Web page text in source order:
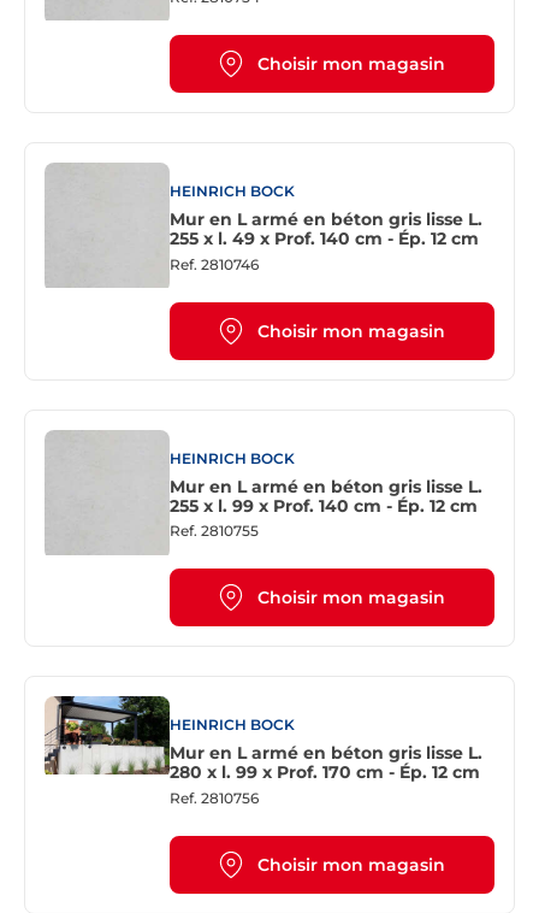
Choisir mon magasin
HEINRICH BOCK
Mur en L armé en béton gris lisse L.
255 x l. 49 x Prof. 140 cm - Ép. 12 cm
Ref. 2810746
Choisir mon magasin
HEINRICH BOCK
Mur en L armé en béton gris lisse L.
255 x l. 99 x Prof. 140 cm - Ép. 12 cm
Ref. 2810755
Choisir mon magasin
HEINRICH BOCK
Mur en L armé en béton gris lisse L.
280 x l. 99 x Prof. 170 cm - Ép. 12 cm
Ref. 2810756
Choisir mon magasin